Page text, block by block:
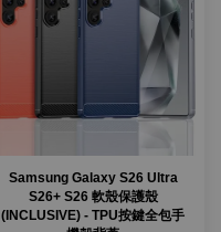
Samsung Galaxy S26 Ultra
S26+ S26 軟殼保護殼
(INCLUSIVE) - TPU按鍵全包手